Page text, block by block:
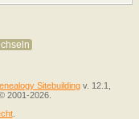
Sitebuilding v. 12.1,
2001-2026.
.